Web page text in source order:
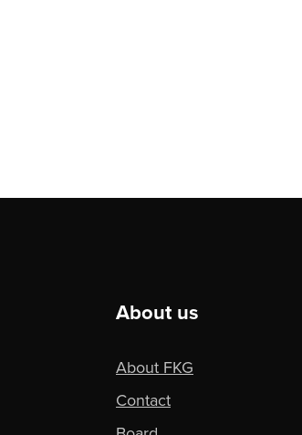
About us
About FKG
Contact